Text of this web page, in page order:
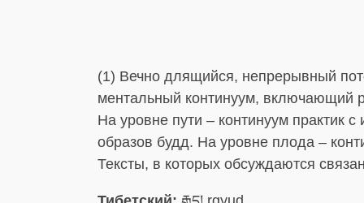
(1) Вечно длящийся, непрерывный
ментальный континуум, включающий
На уровне пути – континуум практик
образов будд. На уровне плода –
Тексты, в которых обсуждаются